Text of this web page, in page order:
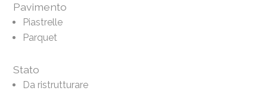
Pavimento
Piastrelle
Parquet
Stato
Da ristrutturare